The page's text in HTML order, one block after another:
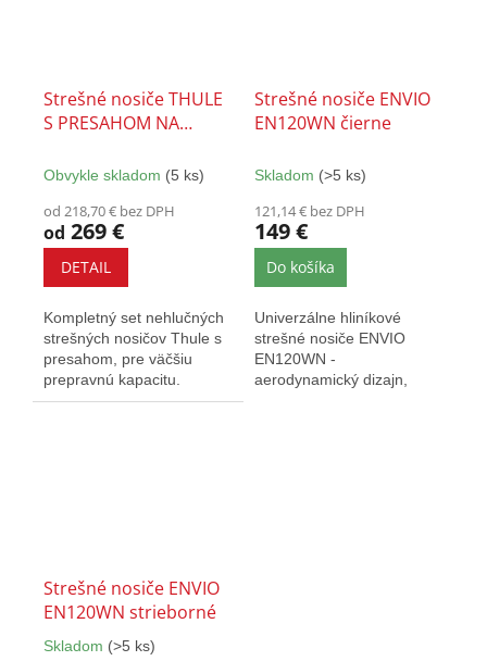
Strešné nosiče THULE
S PRESAHOM NA
Obvykle skladom (5 ks)
od 218,70 € bez DPH
od 269 €
DETAIL
Kompletný set nehlučných
strešných nosičov Thule s
presahom, pre väčšiu
prepravnú kapacitu.
Vybavený T-drážkou a
Strešné nosiče ENVIO
EN120WN čierne
Skladom (>5 ks)
121,14 € bez DPH
149 €
Do košíka
Univerzálne hliníkové
strešné nosiče ENVIO
EN120WN -
aerodynamický dizajn,
Strešné nosiče ENVIO
EN120WN strieborné
Priemerné
Skladom (>5 ks)